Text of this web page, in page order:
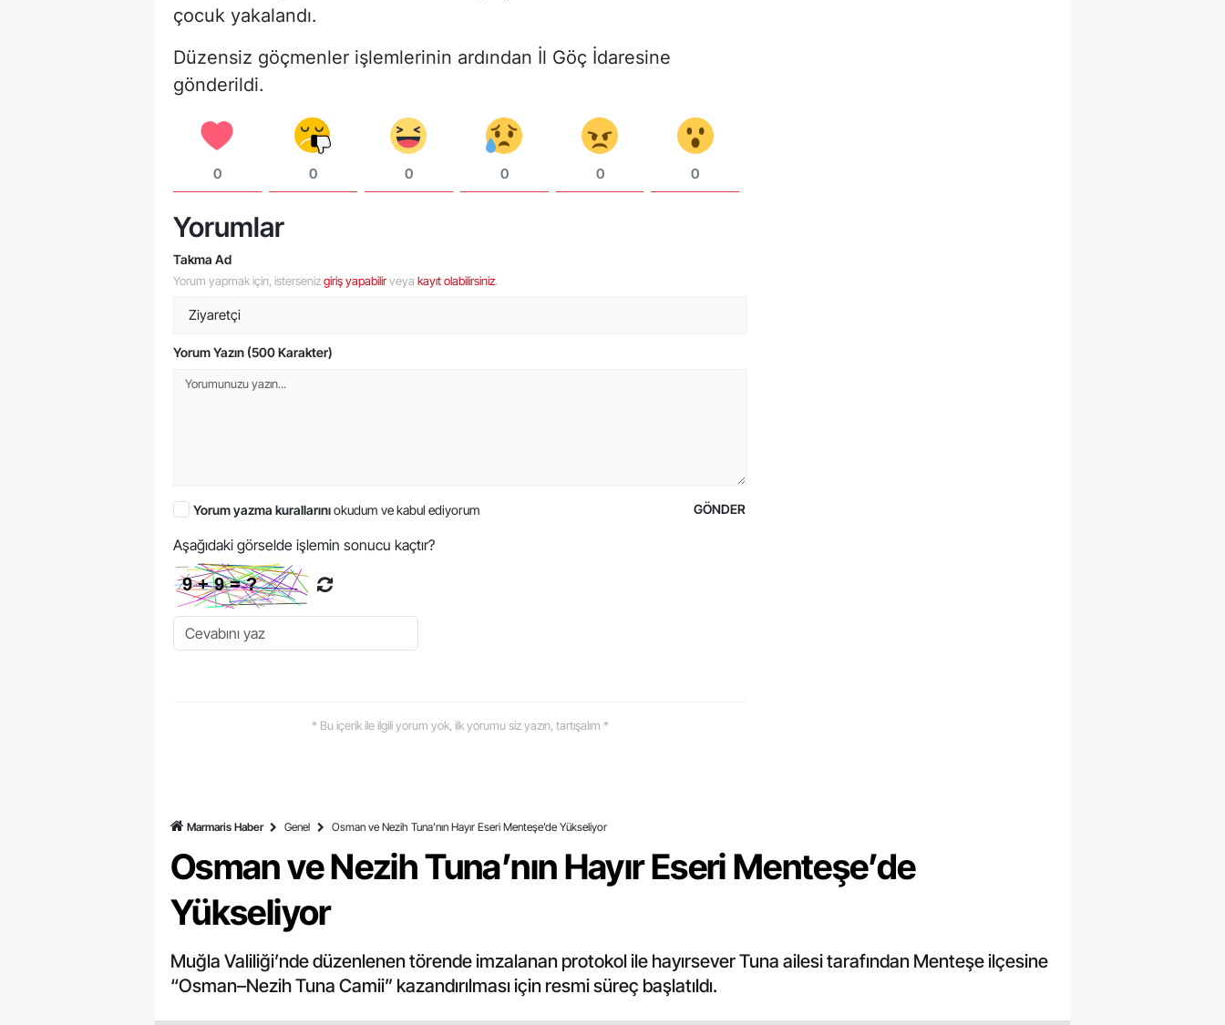
çocuk yakalandı.
Düzensiz göçmenler işlemlerinin ardından İl Göç İdaresine
gönderildi.
0 0 0 0 0 0
Yorumlar
Takma Ad
Yorum yapmak için, istersenizgiriş yapabilirveya kayıt olabilirsiniz.
Yorum Yazın (500 Karakter)
GÖNDER
Yorum yazma kurallarınıokudum ve kabul ediyorum
Aşağıdaki görselde işlemin sonucu kaçtır?
* Bu içerik ile ilgili yorum yok, ilk yorumu siz yazın, tartışalım *
Marmaris Haber Genel Osman ve Nezih Tuna’nın Hayır Eseri Menteşe’de Yükseliyor
Osman ve Nezih Tuna’nın Hayır Eseri Menteşe’de
Yükseliyor
Muğla Valiliği’nde düzenlenen törende imzalanan protokol ile hayırsever Tuna ailesi tarafından Menteşe ilçesine
“Osman–Nezih Tuna Camii” kazandırılması için resmi süreç başlatıldı.